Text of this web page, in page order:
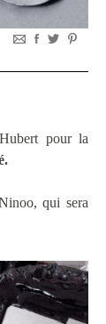
pour la
qui sera